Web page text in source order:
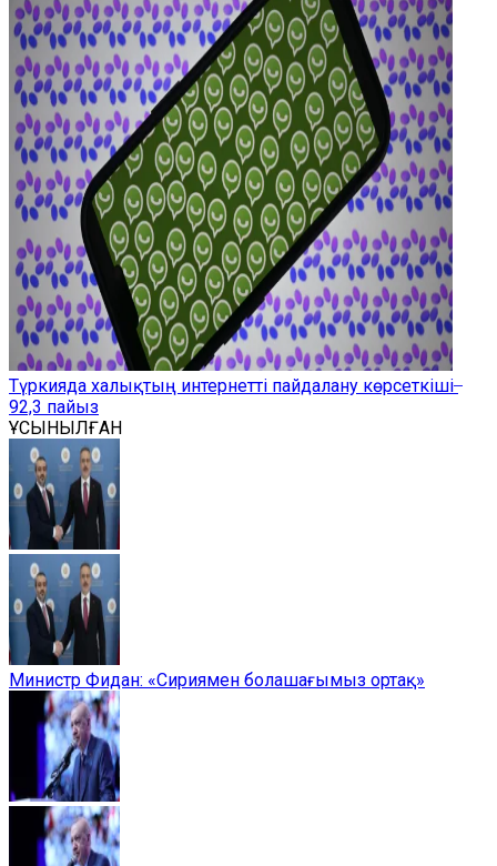
Түркияда халықтың интернетті пайдалану көрсеткіші ̶
92,3 пайыз
ҰСЫНЫЛҒАН
Министр Фидан: «Сириямен болашағымыз ортақ»